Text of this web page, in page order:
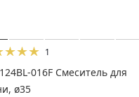
1
016F Смеситель для
ø35